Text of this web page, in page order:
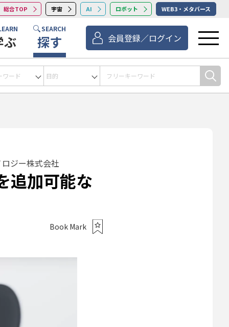
総合TOP 宇宙 AI ロボット WEB3・メタバース
ぶ
SEARCH
探す 会員登録／ログイン
ジー株式会社
追加可能な
Book Mark